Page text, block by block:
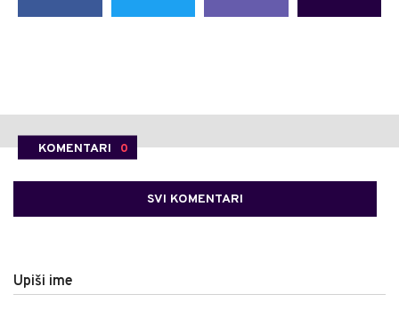
KOMENTARI 0
SVI KOMENTARI
Upiši ime